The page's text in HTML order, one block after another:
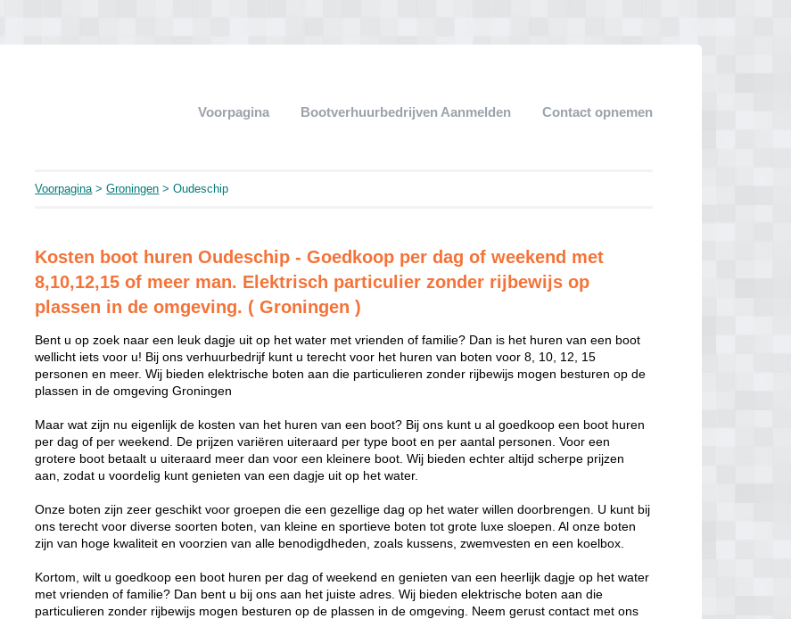
Voorpagina Bootverhuurbedrijven Aanmelden Contact opnemen
Voorpagina>Groningen > Oudeschip
Kosten boot huren Oudeschip - Goedkoop per dag of weekend met
8,10,12,15 of meer man. Elektrisch particulier zonder rijbewijs op
plassen in de omgeving. ( Groningen )
Bent u op zoek naar een leuk dagje uit op het water met vrienden of familie? Dan is het huren van een boot
wellicht iets voor u! Bij ons verhuurbedrijf kunt u terecht voor het huren van boten voor 8, 10, 12, 15
personen en meer. Wij bieden elektrische boten aan die particulieren zonder rijbewijs mogen besturen op de
plassen in de omgeving Groningen
Maar wat zijn nu eigenlijk de kosten van het huren van een boot? Bij ons kunt u al goedkoop een boot huren
per dag of per weekend. De prijzen variëren uiteraard per type boot en per aantal personen. Voor een
grotere boot betaalt u uiteraard meer dan voor een kleinere boot. Wij bieden echter altijd scherpe prijzen
aan, zodat u voordelig kunt genieten van een dagje uit op het water.
Onze boten zijn zeer geschikt voor groepen die een gezellige dag op het water willen doorbrengen. U kunt bij
ons terecht voor diverse soorten boten, van kleine en sportieve boten tot grote luxe sloepen. Al onze boten
zijn van hoge kwaliteit en voorzien van alle benodigdheden, zoals kussens, zwemvesten en een koelbox.
Kortom, wilt u goedkoop een boot huren per dag of weekend en genieten van een heerlijk dagje op het water
met vrienden of familie? Dan bent u bij ons aan het juiste adres. Wij bieden elektrische boten aan die
particulieren zonder rijbewijs mogen besturen op de plassen in de omgeving. Neem gerust contact met ons